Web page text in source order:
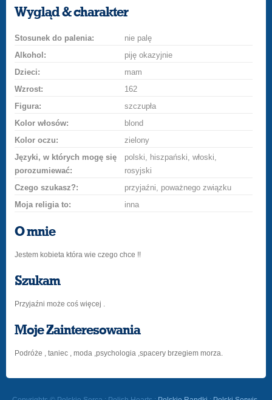
uśmiech
buziakasamochodem
szampana
drinka
różę
Wygląd & charakter
Stosunek do palenia:
nie palę
Alkohol:
piję okazyjnie
Dzieci:
mam
Wzrost:
162
Figura:
szczupła
Kolor włosów:
blond
Kolor oczu:
zielony
Języki, w których mogę się
porozumiewać:
polski, hiszpański, włoski,
rosyjski
Czego szukasz?:
przyjaźni, poważnego związku
Moja religia to:
inna
O mnie
Jestem kobieta która wie czego chce !!
Szukam
Przyjaźni może coś więcej .
Moje Zainteresowania
Podróże , taniec , moda ,psychologia ,spacery brzegiem morza.